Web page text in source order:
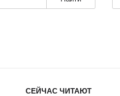
СЕЙЧАС ЧИТАЮТ